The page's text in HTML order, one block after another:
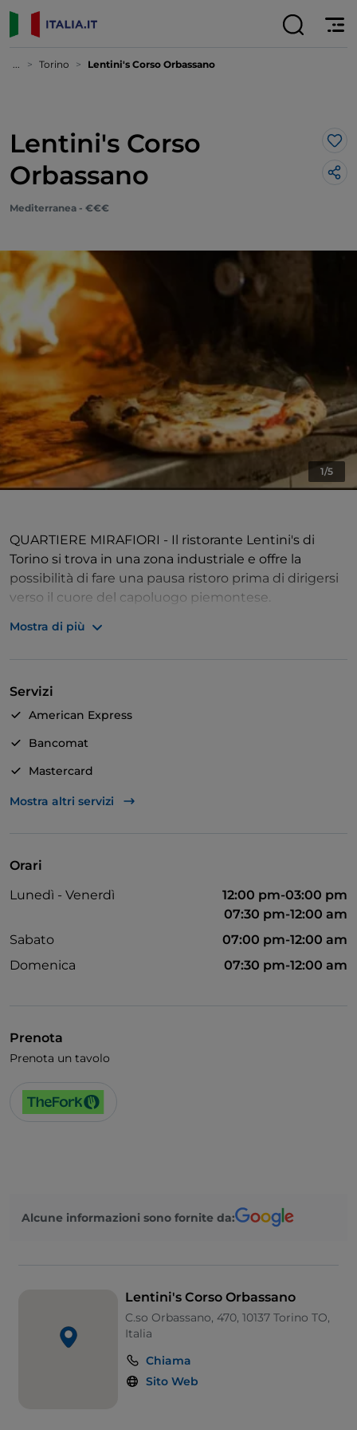
... Torino Lentini's Corso Orbassano
Lentini's Corso
Orbassano
Mediterranea - €€€
1/5
QUARTIERE MIRAFIORI - Il ristorante Lentini's di
Torino si trova in una zona industriale e offre la
possibilità di fare una pausa ristoro prima di dirigersi
verso il cuore del capoluogo piemontese.
RICCO E VARIO - Il menù si caratterizza per l'ampia
come la frittura di paranza, e ai piatti a base di carne,
non manca la tradizionale pizza napoletana.
STILE CURATO - Il locale, accogliente e arredato in
stile moderno, si presenta spazioso e luminoso. Il
attento.
Mostra di più
Servizi
American Express
Bancomat
Mastercard
Visa
Partite di Calcio
Wi-Fi
Mostra altri servizi
Orari
Lunedì - Venerdì
12:00 pm-03:00 pm
07:30 pm-12:00 am
Sabato
07:00 pm-12:00 am
Domenica
07:30 pm-12:00 am
Prenota
Prenota un tavolo
Alcune informazioni sono fornite da:
Lentini's Corso Orbassano
C.so Orbassano, 470, 10137 Torino TO,
Italia
Chiama
Sito Web